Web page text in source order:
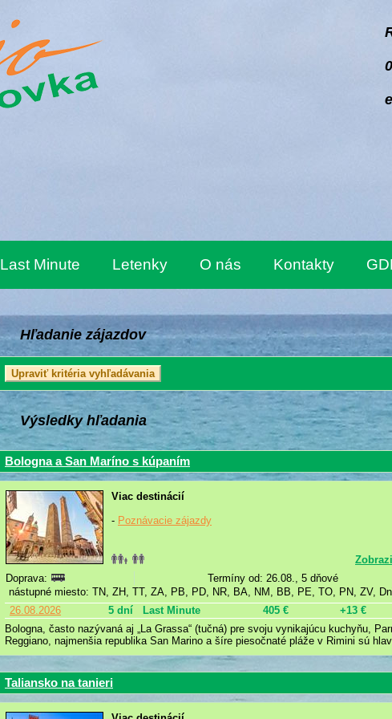
Last Minute Letenky O nás Kontakty
Hľadanie zájazdov
Výsledky hľadania
Bologna a San Maríno s kúpaním
Viac destinácií
- Poznávacie zájazdy
Doprava:
Termíny od: 26.08., 5 dňové
nástupné miesto: TN, ZH, TT, ZA, PB, PD, NR, BA, NM, BB, PE, TO, PN, ZV,
26.08.2026
5 dní Last Minute 405 €
+13 €
Bologna, často nazývaná aj „La Grassa“ (tučná) pre svoju vynikajúcu kuchyňu,
Reggiano, najmenšia republika San Marino a šíre piesočnaté pláže v Rimini sú
Taliansko na tanieri